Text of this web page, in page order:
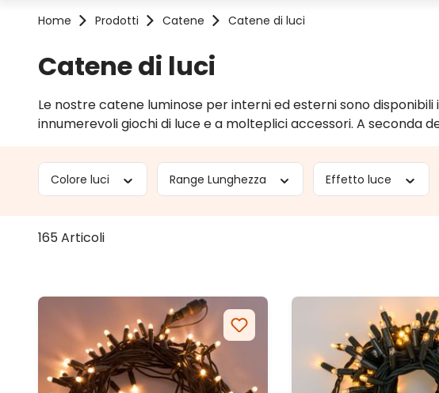
Home Prodotti Catene Catene di luci
Catene di luci
Le nostre catene luminose per interni ed esterni sono
innumerevoli giochi di luce e a molteplici accessori. A seconda
Colore luci Range Lunghezza Effetto luce
165 Articoli